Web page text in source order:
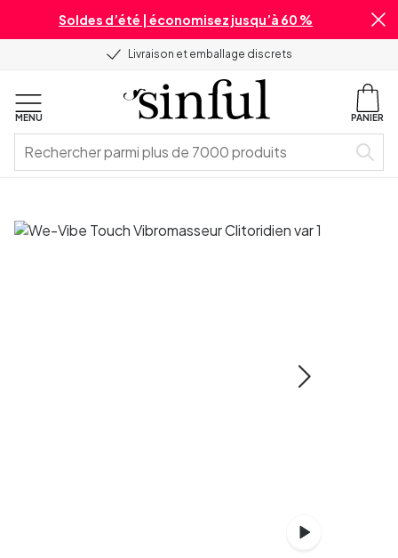
Soldes d’été | économisez jusqu’à 60 %
Livraison et emballage discrets
MENU PANIER